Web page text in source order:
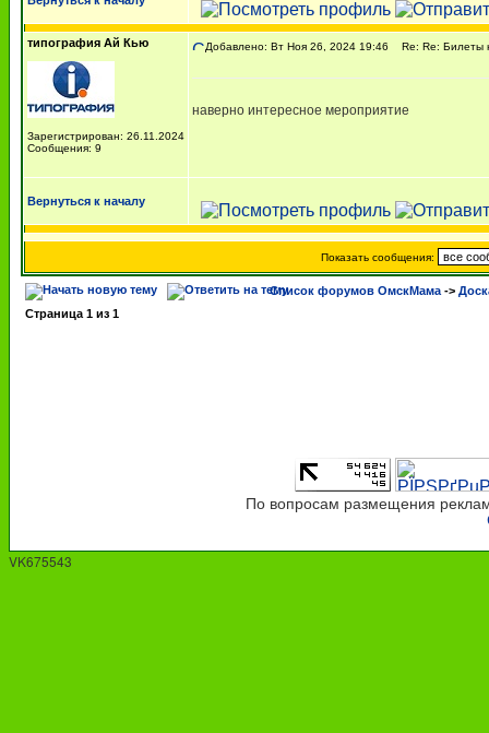
типография Ай Кью
Зарегистрирован: 26.11.2024
Сообщения: 9
Добавлено: Вт Ноя 26, 2024 19:46 Re: Re: Билеты
наверно интересное мероприятие
Вернуться к началу
Показать сообщения:
Список форумов ОмскМама ->
Страница 1 из 1
По вопросам размещения
VK675543